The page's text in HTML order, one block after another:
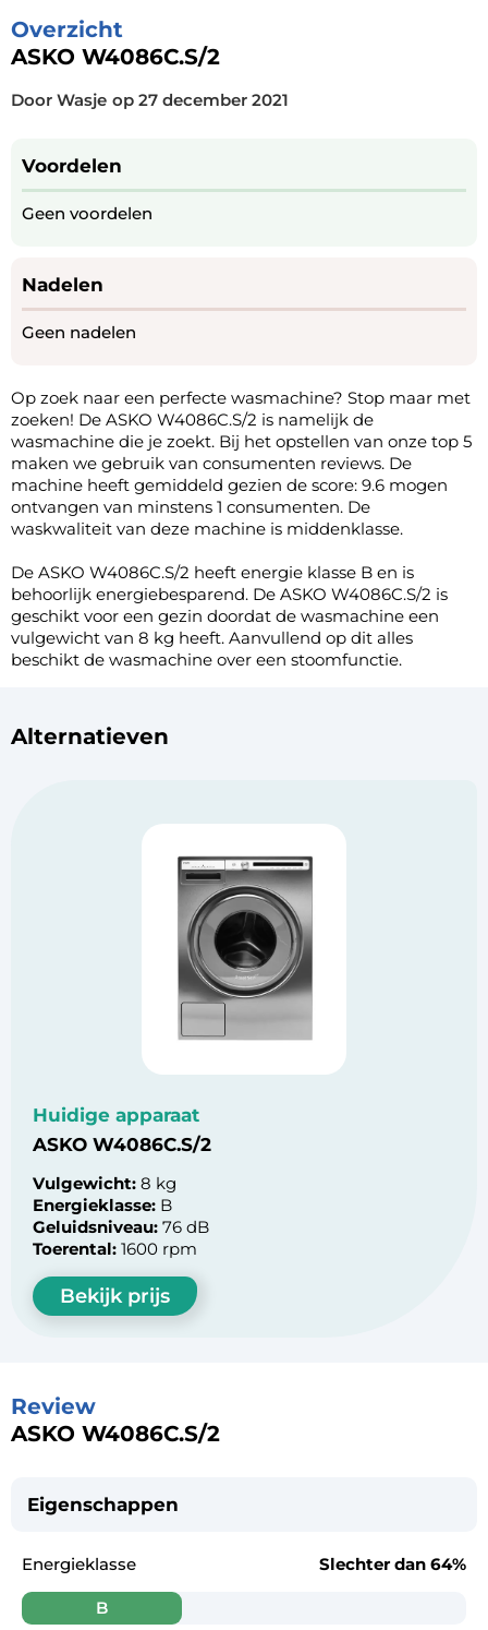
Overzicht
ASKO W4086C.S/2
Door Wasje op 27 december 2021
Voordelen
Geen voordelen
Nadelen
Geen nadelen
Op zoek naar een perfecte wasmachine? Stop maar met
zoeken! De ASKO W4086C.S/2 is namelijk de
wasmachine die je zoekt. Bij het opstellen van onze top 5
maken we gebruik van consumenten reviews. De
machine heeft gemiddeld gezien de score: 9.6 mogen
ontvangen van minstens 1 consumenten. De
waskwaliteit van deze machine is middenklasse.
De ASKO W4086C.S/2 heeft energie klasse B en is
behoorlijk energiebesparend. De ASKO W4086C.S/2 is
geschikt voor een gezin doordat de wasmachine een
vulgewicht van 8 kg heeft. Aanvullend op dit alles
beschikt de wasmachine over een stoomfunctie.
Alternatieven
Huidige apparaat
ASKO W4086C.S/2
Vulgewicht: 8 kg
Energieklasse: B
Geluidsniveau: 76 dB
Toerental: 1600 rpm
Bekijk prijs
Review
ASKO W4086C.S/2
Eigenschappen
Energieklasse
B
Slechter dan 64%